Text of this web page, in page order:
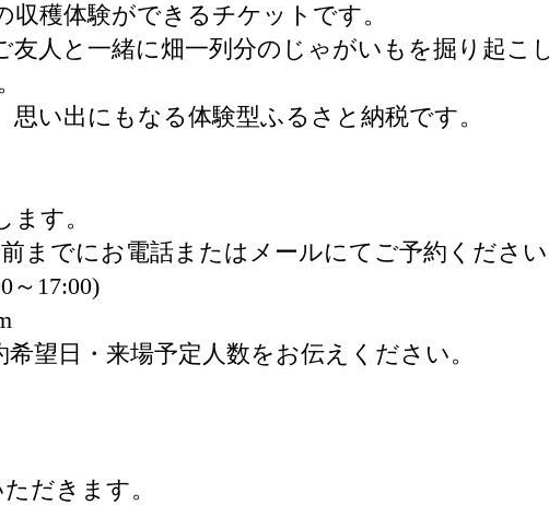
穫体験ができるチケットです。
友人と一緒に畑一列分のじゃがいもを掘り起こ
い出にもなる体験型ふるさと納税です。
す。
までにお電話またはメールにてご予約ください
～17:00)
望日・来場予定人数をお伝えください。
だきます。